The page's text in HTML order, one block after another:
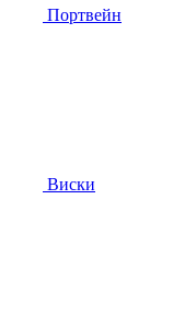
Портвейн
Виски